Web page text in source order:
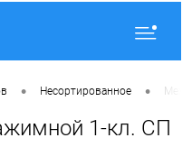
• Несортированное •
1-кл. СП